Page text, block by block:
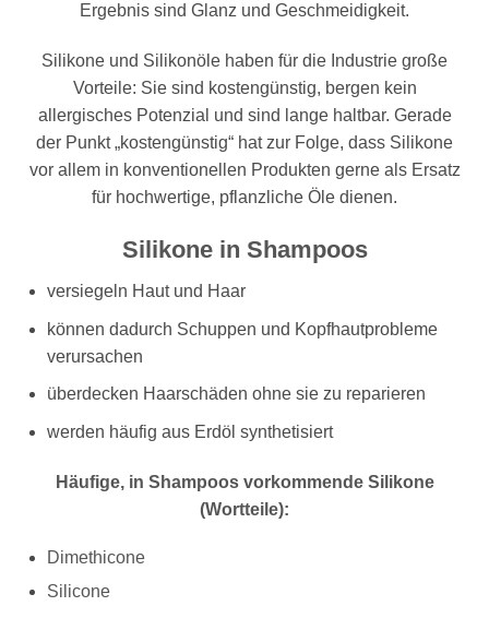
Ergebnis sind Glanz und Geschmeidigkeit.
Silikone und Silikonöle haben für die Industrie große
Vorteile: Sie sind kostengünstig, bergen kein
allergisches Potenzial und sind lange haltbar. Gerade
der Punkt „kostengünstig“ hat zur Folge, dass Silikone
vor allem in konventionellen Produkten gerne als Ersatz
für hochwertige, pflanzliche Öle dienen.
Silikone in Shampoos
versiegeln Haut und Haar
können dadurch Schuppen und Kopfhautprobleme
verursachen
überdecken Haarschäden ohne sie zu reparieren
werden häufig aus Erdöl synthetisiert
Häufige, in Shampoos vorkommende Silikone
(Wortteile):
Dimethicone
Silicone